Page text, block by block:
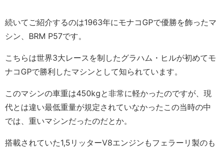
続いてご紹介するのは1963年にモナコGPで優勝を飾ったマ
シン、BRM P57です。
こちらは世界3大レースを制したグラハム・ヒルが初めてモ
ナコGPで勝利したマシンとして知られています。
このマシンの車重は450kgと非常に軽かったのですが、現
代とは違い最低重量が規定されていなかったこの当時の中
では、重いマシンだったのだとか。
搭載されていた1,5リッターV8エンジンもフェラーリ製のも